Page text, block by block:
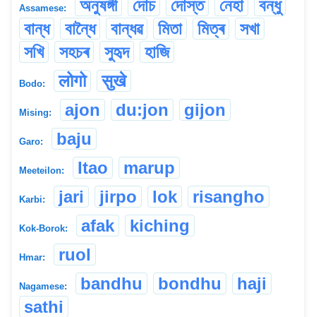
Assamese: অনুষঙ্গী দোচ দোস্ত নেহা
বন্ধু
বান্ধ
বান্ধৈ বান্ধৱ মিতা মিত্ৰ
সখা
সখি
সহচৰ সুহৃদ হাজি
Bodo: लोगो सुखे
Mising: ajon du:jon gijon
Garo: baju
Meeteilon: Itao marup
Karbi: jari jirpo lok risangho
Kok-Borok: afak kiching
Hmar: ruol
Nagamese: bandhu bondhu
haji
sathi